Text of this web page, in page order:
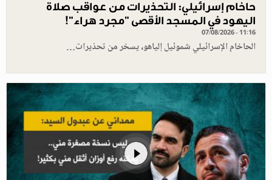
حاخام إسرائيلي: التحذيرات من عواقب صلاة
اليهود في المسجد الأقصى "مجرد هراء"!
07/08/2026 - 11:16
الحاخام الإسرائيلي شموئيل إلياهو، يسخر من تحذيرات…